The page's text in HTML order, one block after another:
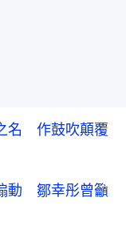
名 作鼓吹顛覆
動 鄒幸彤曾籲